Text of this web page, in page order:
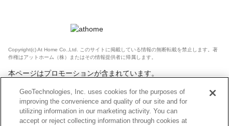
Copyright(c) At Home Co.,Ltd. このサイトに掲載している情報の無断転載を禁止します。著
作権はアットホーム（株）またはその情報提供者に帰属します。
本ページはプロモーションが含まれています。
GeoTechnologies, Inc. uses cookies for the purposes of
improving the convenience and quality of our site and for
utilizing information in our marketing activity. You can
accept or reject collecting information through cookies at